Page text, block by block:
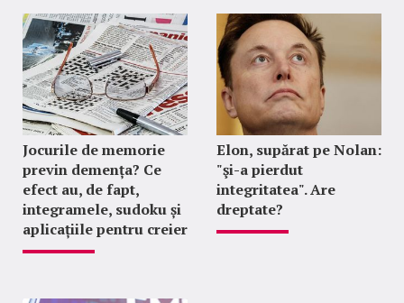
Jocurile de memorie
previn demența? Ce
efect au, de fapt,
integramele, sudoku și
aplicațiile pentru creier
Elon, supărat pe Nolan:
"şi-a pierdut
integritatea". Are
dreptate?